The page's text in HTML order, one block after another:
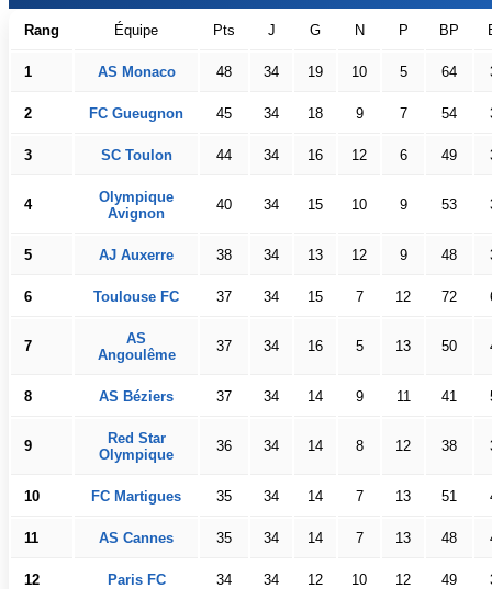
Rang Équipe Pts J G N P BP
1 AS Monaco 48 34 19 10 5 64
2 FC Gueugnon 45 34 18 9 7 54
3 SC Toulon 44 34 16 12 6 49
4
Olympique
Avignon
40 34 15 10 9 53
5 AJ Auxerre 38 34 13 12 9 48
6 Toulouse FC 37 34 15 7 12 72
7
AS
Angoulême
37 34 16 5 13 50
8 AS Béziers 37 34 14 9 11 41
9
Red Star
Olympique
36 34 14 8 12 38
10 FC Martigues 35 34 14 7 13 51
11 AS Cannes 35 34 14 7 13 48
12 Paris FC 34 34 12 10 12 49